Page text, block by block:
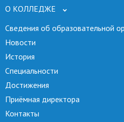
О КОЛЛЕДЖЕ
Сведения об образовательной
Новости
История
Специальности
Достижения
Приёмная директора
Контакты